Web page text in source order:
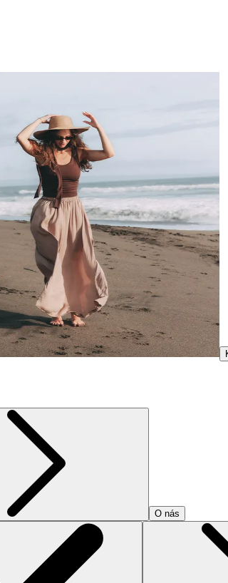
O nás